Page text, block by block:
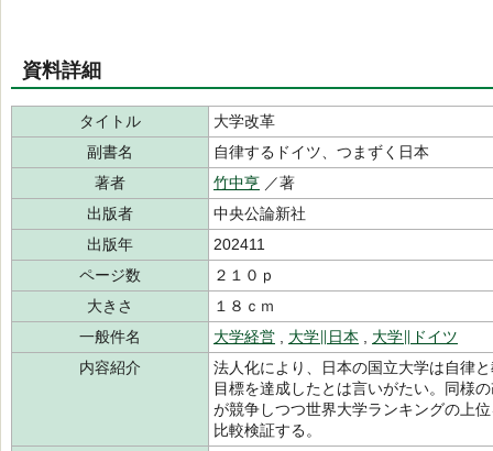
資料詳細
タイトル
大学改革
副書名
自律するドイツ、つまずく日本
著者
竹中亨 ／著
出版者
中央公論新社
出版年
202411
ページ数
２１０ｐ
大きさ
１８ｃｍ
一般件名
大学経営 大学∥日本
大学∥ドイツ
内容紹介
法人化により、日本の国立大学は自律
目標を達成したとは言いがたい。同様
が競争しつつ世界大学ランキングの上
比較検証する。